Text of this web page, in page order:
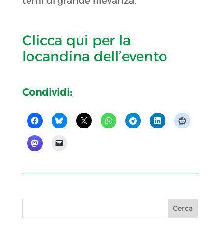
Clicca qui per la
locandina dell’evento
Condividi: